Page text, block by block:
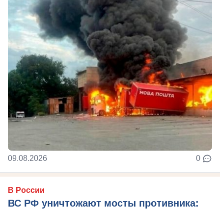
09.08.2026 0
В России
ВС РФ уничтожают мосты противника: